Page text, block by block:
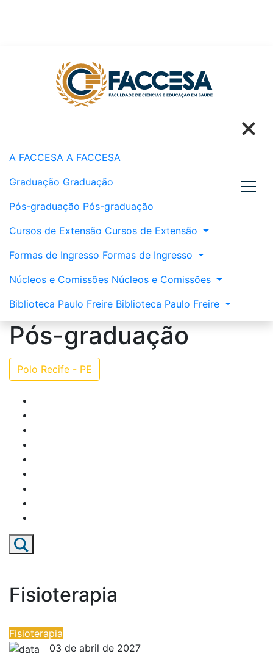
A FACCESA A FACCESA
Graduação Graduação
Pós-graduação Pós-graduação
Cursos de Extensão Cursos de Extensão
Formas de Ingresso Formas de Ingresso
Núcleos e Comissões Núcleos e Comissões
Biblioteca Paulo Freire Biblioteca Paulo Freire
Pós-graduação
Polo Recife - PE
Fisioterapia
Fisioterapia
03 de abril de 2027